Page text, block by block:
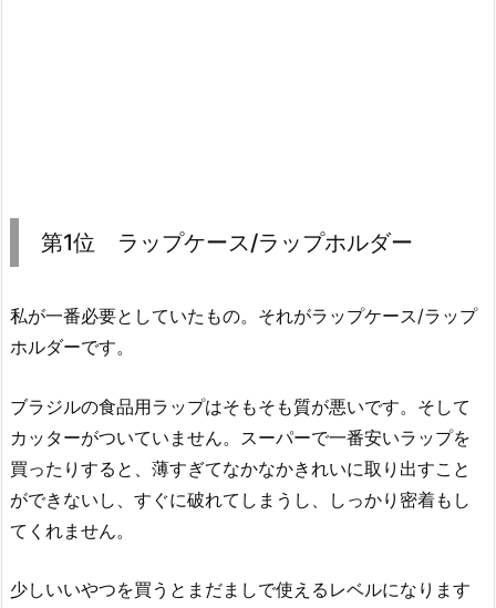
第1位 ラップケース/ラップホルダー
私が一番必要としていたもの。それがラップケース/ラップ
ホルダーです。
ブラジルの食品用ラップはそもそも質が悪いです。そして
カッターがついていません。スーパーで一番安いラップを
買ったりすると、薄すぎてなかなかきれいに取り出すこと
ができないし、すぐに破れてしまうし、しっかり密着もし
てくれません。
少しいいやつを買うとまだましで使えるレベルになります